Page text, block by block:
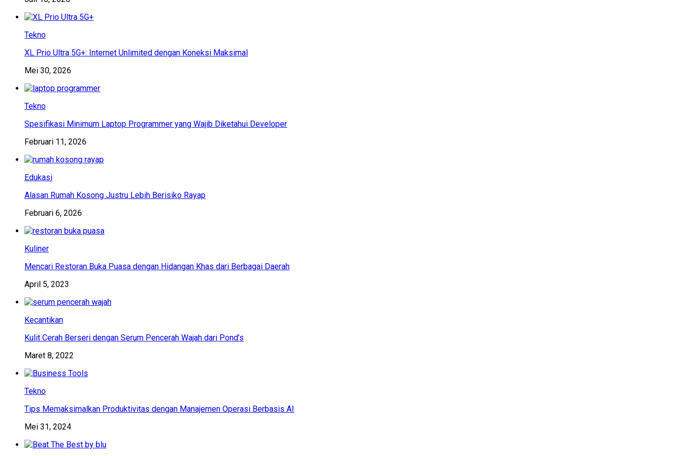
Tekno
XL Prio Ultra 5G+: Internet Unlimited dengan Koneksi Maksimal
Mei 30, 2026
Tekno
Spesifikasi Minimum Laptop Programmer yang Wajib Diketahui Developer
Februari 11, 2026
Edukasi
Alasan Rumah Kosong Justru Lebih Berisiko Rayap
Februari 6, 2026
Kuliner
Mencari Restoran Buka Puasa dengan Hidangan Khas dari Berbagai Daerah
April 5, 2023
Kecantikan
Kulit Cerah Berseri dengan Serum Pencerah Wajah dari Pond’s
Maret 8, 2022
Tekno
Tips Memaksimalkan Produktivitas dengan Manajemen Operasi Berbasis AI
Mei 31, 2024